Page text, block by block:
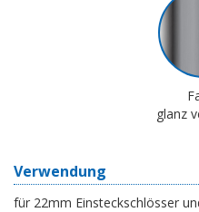
glanz
Verwendung
für 22mm Einsteckschlösser